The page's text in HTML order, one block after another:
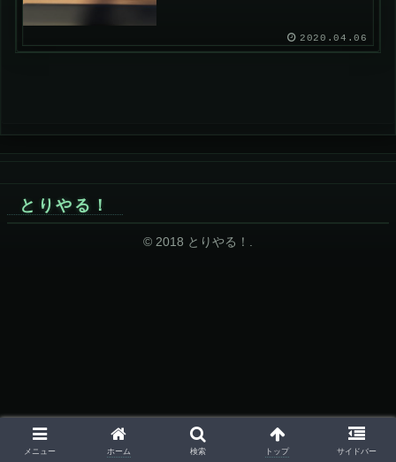
2020.04.06
とりやる！
© 2018 とりやる！.
メニュー ホーム 検索 トップ サイドバー